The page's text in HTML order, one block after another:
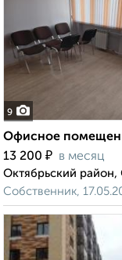
9
Офисное
13 200 ₽ в месяц
Октябрьский
Собственник,